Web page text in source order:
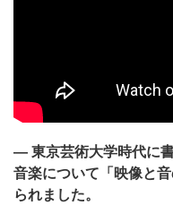
― 東京芸術大学時代に
音楽について「映像と
られました。